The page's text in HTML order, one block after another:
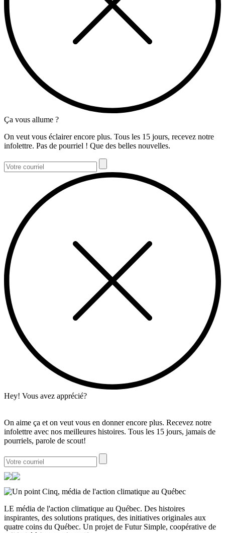
Ça vous allume ?
On veut vous éclairer encore plus. Tous les 15 jours, recevez notre
infolettre. Pas de pourriel ! Que des belles nouvelles.
Hey! Vous avez apprécié?
On aime ça et on veut vous en donner encore plus. Recevez notre
infolettre avec nos meilleures histoires. Tous les 15 jours, jamais de
pourriels, parole de scout!
LE média de l'action climatique au Québec. Des histoires
inspirantes, des solutions pratiques, des initiatives originales aux
quatre coins du Québec. Un projet de Futur Simple, coopérative de